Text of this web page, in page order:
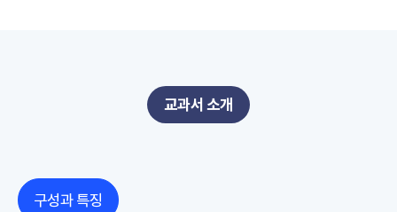
교과서 소개
구성과 특징